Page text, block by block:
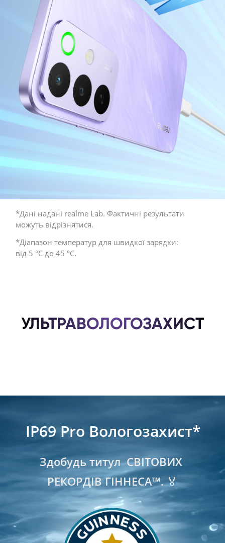
*Діапазон температур для швидкої зарядки:
від 5 °C до 45 °C.
*Дані надані realme Lab. Фактичні результати
можуть відрізнятися.
УЛЬТРАВОЛОГОЗАХИСТ
Здобудь титул  СВІТОВИХ
РЕКОРДІВ ГІННЕСА™. 🏅
IP69 Pro Вологозахист*